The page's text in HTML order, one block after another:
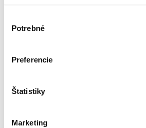
súhlasu
Potrebné
Preferencie
Štatistiky
Marketing
_ga_#